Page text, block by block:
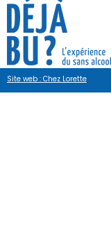
Site web : Chez Lorette